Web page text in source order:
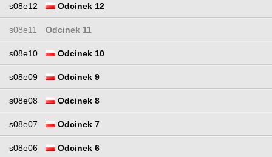
s08e12 Odcinek 12
s08e11 Odcinek 11
s08e10 Odcinek 10
s08e09 Odcinek 9
s08e08 Odcinek 8
s08e07 Odcinek 7
s08e06 Odcinek 6